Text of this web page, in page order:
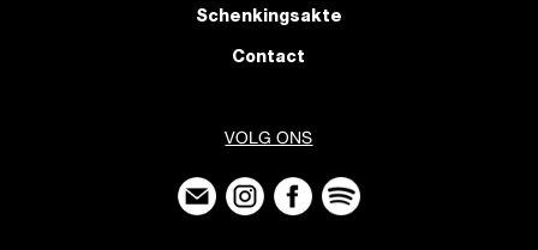
Schenkingsakte
Contact
VOLG ONS